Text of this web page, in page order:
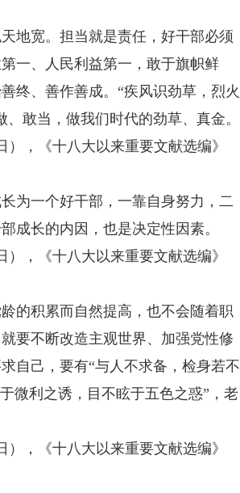
宽。担当就是责任，好干部必须
一、人民利益第一，敢于旗帜鲜
终、善作善成。“疾风识劲草，烈火
敢当，做我们时代的劲草、真金。
，《十八大以来重要文献选编》
一个好干部，一靠自身努力，二
成长的内因，也是决定性因素。
，《十八大以来重要文献选编》
积累而自然提高，也不会随着职
要不断改造主观世界、加强党性修
自己，要有“与人不求备，检身若不
微利之诱，目不眩于五色之惑”，老
，《十八大以来重要文献选编》